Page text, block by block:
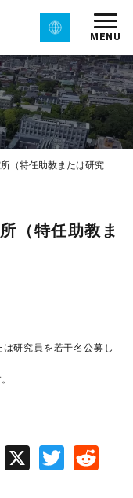
MENU
（特任助教または研究
（特任助教ま
研究員を若干名公募し
Messenger
X